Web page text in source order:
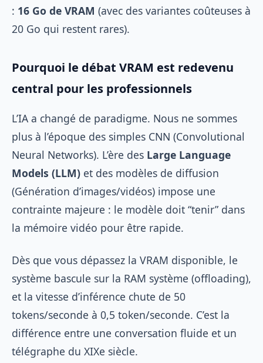
: 16 Go de VRAM (avec des variantes coûteuses à
20 Go qui restent rares).
Pourquoi le débat VRAM est redevenu
central pour les professionnels
L’IA a changé de paradigme. Nous ne sommes
plus à l’époque des simples CNN (Convolutional
Neural Networks). L’ère des Large Language
Models (LLM) et des modèles de diffusion
(Génération d’images/vidéos) impose une
contrainte majeure : le modèle doit “tenir” dans
la mémoire vidéo pour être rapide.
Dès que vous dépassez la VRAM disponible, le
système bascule sur la RAM système (offloading),
et la vitesse d’inférence chute de 50
tokens/seconde à 0,5 token/seconde. C’est la
différence entre une conversation fluide et un
télégraphe du XIXe siècle.